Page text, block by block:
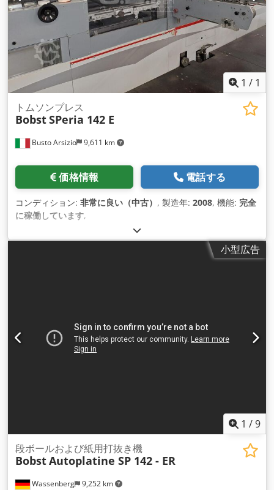
1 / 1
Busto Arsizio 9,611 km
トムソンプレス
BobstSPeria 142 E
価格情報 電話する
コンディション: 非常に良い（中古） , 製造年: 2008, 機能: 完全
に稼働しています,
小型広告
1 /9
Wassenberg 9,252 km
段ボールおよび紙用打抜き機
BobstAutoplatine SP 142 - ER